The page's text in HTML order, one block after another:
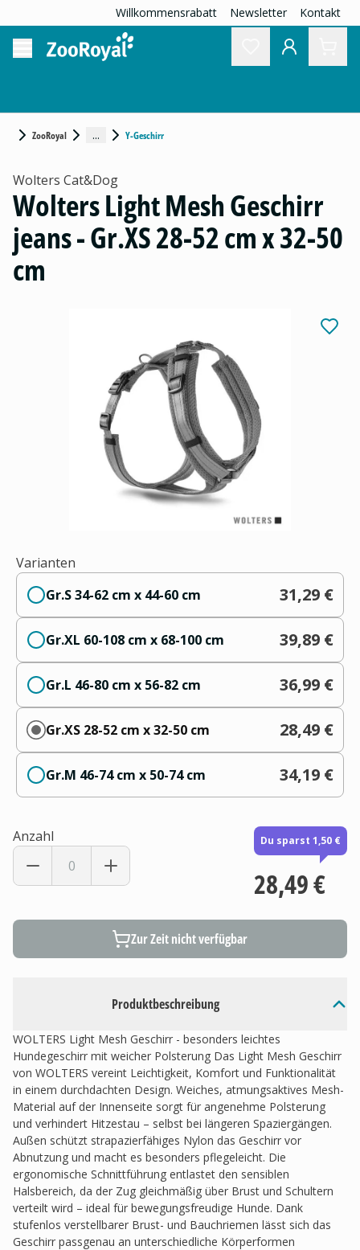
Willkommensrabatt Newsletter Kontakt
ZooRoyal ... Y-Geschirr
Produktbeschreibung
WOLTERS Light Mesh Geschirr - besonders leichtes
Hundegeschirr mit weicher Polsterung Das Light Mesh Geschirr
von WOLTERS vereint Leichtigkeit, Komfort und Funktionalität
in einem durchdachten Design. Weiches, atmungsaktives Mesh-
Material auf der Innenseite sorgt für angenehme Polsterung
und verhindert Hitzestau – selbst bei längeren Spaziergängen.
Außen schützt strapazierfähiges Nylon das Geschirr vor
Abnutzung und macht es besonders pflegeleicht. Die
ergonomische Schnittführung entlastet den sensiblen
Halsbereich, da der Zug gleichmäßig über Brust und Schultern
verteilt wird – ideal für bewegungsfreudige Hunde. Dank
stufenlos verstellbarer Brust- und Bauchriemen lässt sich das
Geschirr passgenau an unterschiedliche Körperformen
Wolters Cat&Dog
Wolters Light Mesh Geschirr
jeans - Gr.XS 28-52 cm x 32-50
cm
Varianten
Gr.S 34-62 cm x 44-60 cm
31,29 €
Gr.XL 60-108 cm x 68-100 cm 39,89 €
Gr.L 46-80 cm x 56-82 cm 36,99 €
Gr.XS 28-52 cm x 32-50 cm 28,49 €
Gr.M 46-74 cm x 50-74 cm 34,19 €
Anzahl Du sparst 1,50 €
28,49 €
Zur Zeit nicht verfügbar